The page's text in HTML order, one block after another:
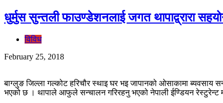
धुर्मुस सुन्तली फाउण्डेशनलाई जगत थापाद्व्रारा
विविध
February 25, 2018
बाग्लुङ जिल्ला गल्कोट हरिचौर स्थाइ घर भइ जापानको ओसाकामा
भएको छ । थापाले आफुले सन्चालन गरिरहनु भएको नेपाली ईण्डियन